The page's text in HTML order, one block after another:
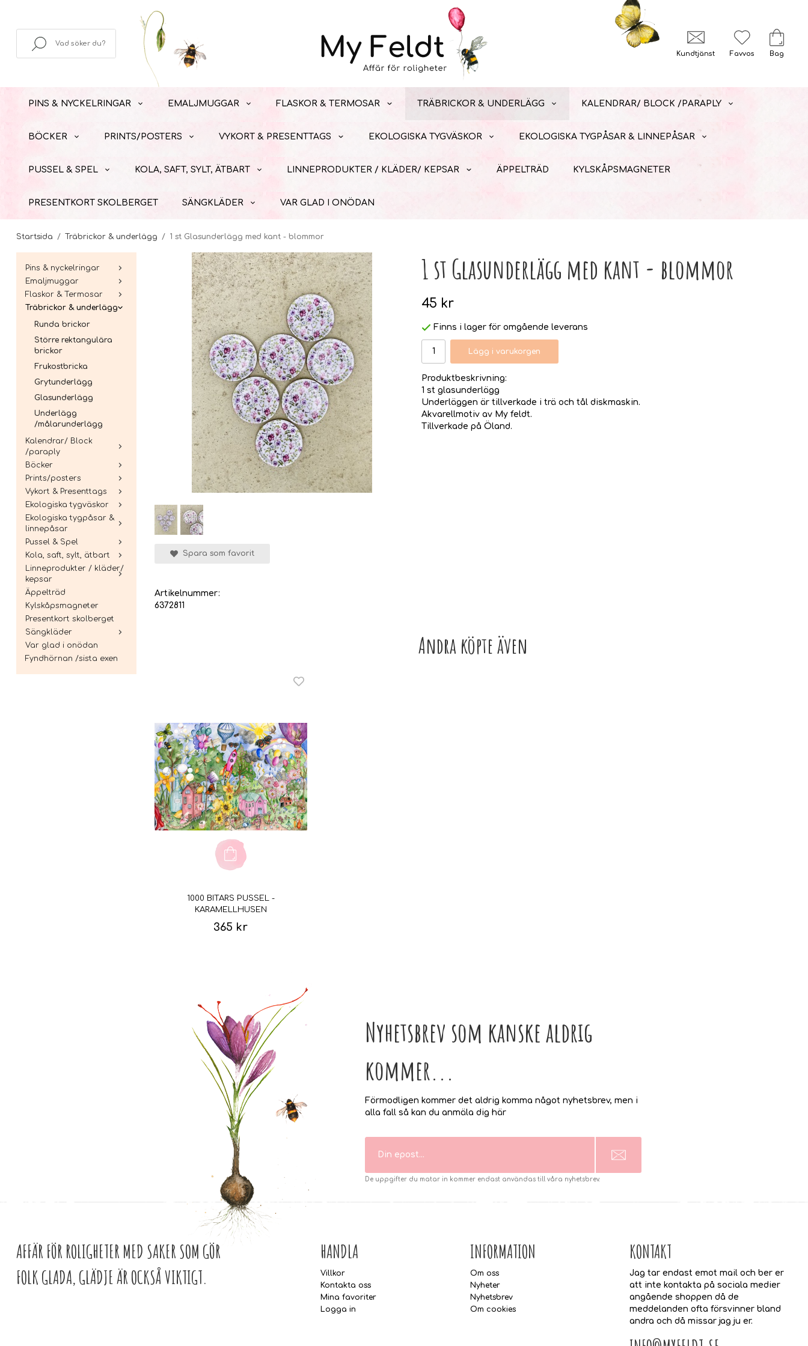
Kundtjänst Favvos Bag
PINS & NYCKELRINGAR EMALJMUGGAR FLASKOR & TERMOSAR TRÄBRICKOR & UNDERLÄGG KALENDRAR/ BLOCK /PARAPLY
BÖCKER PRINTS/POSTERS VYKORT & PRESENTTAGS EKOLOGISKA TYGVÄSKOR EKOLOGISKA TYGPÅSAR & LINNEPÅSAR
PUSSEL & SPEL KOLA, SAFT, SYLT, ÄTBART LINNEPRODUKTER / KLÄDER/ KEPSAR ÄPPELTRÄD KYLSKÅPSMAGNETER
PRESENTKORT SKOLBERGET SÄNGKLÄDER VAR GLAD I ONÖDAN
Startsida / Träbrickor & underlägg / 1 st Glasunderlägg med kant - blommor
Pins & nyckelringar
Emaljmuggar
Flaskor & Termosar
Träbrickor & underlägg
Runda brickor
Större rektangulära
brickor
Frukostbricka
Grytunderlägg
Glasunderlägg
Underlägg
/målarunderlägg
Kalendrar/ Block
/paraply
Böcker
Prints/posters
Vykort & Presenttags
Ekologiska tygväskor
Ekologiska tygpåsar &
linnepåsar
Pussel & Spel
Kola, saft, sylt, ätbart
Linneprodukter / kläder/
kepsar
Äppelträd
Kylskåpsmagneter
Presentkort skolberget
Sängkläder
Var glad i onödan
Fyndhörnan /sista exen
1 st Glasunderlägg med kant - blommor
45 kr
Finns i lager för omgående leverans
Lägg i varukorgen
Produktbeskrivning:
1 st glasunderlägg
Underläggen är tillverkade i trä och tål diskmaskin.
Akvarellmotiv av My feldt.
Tillverkade på Öland.
Spara som favorit
Artikelnummer:
6372811
Andra köpte även
1000 BITARS PUSSEL -
KARAMELLHUSEN
365 kr
Nyhetsbrev som kanske aldrig
kommer...
Förmodligen kommer det aldrig komma något nyhetsbrev, men i
alla fall så kan du anmäla dig här
De uppgifter du matar in kommer endast användas till våra nyhetsbrev.
AFFÄR FÖR ROLIGHETER MED SAKER SOM GÖR
FOLK GLADA, GLÄDJE ÄR OCKSÅ VIKTIGT.
HANDLA
Villkor
Kontakta oss
Mina favoriter
Logga in
INFORMATION
Om oss
Nyheter
Nyhetsbrev
Om cookies
KONTAKT
Jag tar endast emot mail och ber er
att inte kontakta på sociala medier
angående shoppen då de
meddelanden ofta försvinner bland
andra och då missar jag ju er.